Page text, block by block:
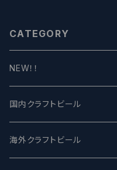
CATEGORY
NEW！！
国内クラフトビール
UCHU BREWING -うちゅう
海外クラフトビール